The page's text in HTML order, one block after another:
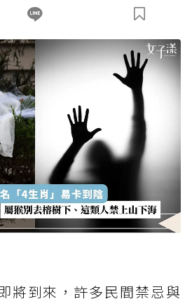
數：0點；前往 購買點數
將到來，許多民間禁忌與